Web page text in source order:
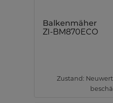
Balkenmäher
ZI-BM870ECO
Zustand: